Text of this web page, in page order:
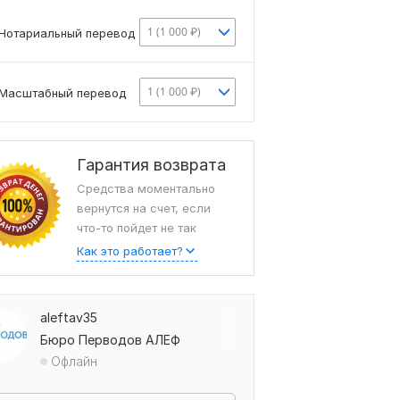
перевод 1 (1 000 ₽)
перевод 1 (1 000 ₽)
Гарантия возврата
Средства моментально
вернутся на счет, если
что-то пойдет не так
Как это работает?
aleftav35
Бюро Перводов АЛЕФ
Офлайн